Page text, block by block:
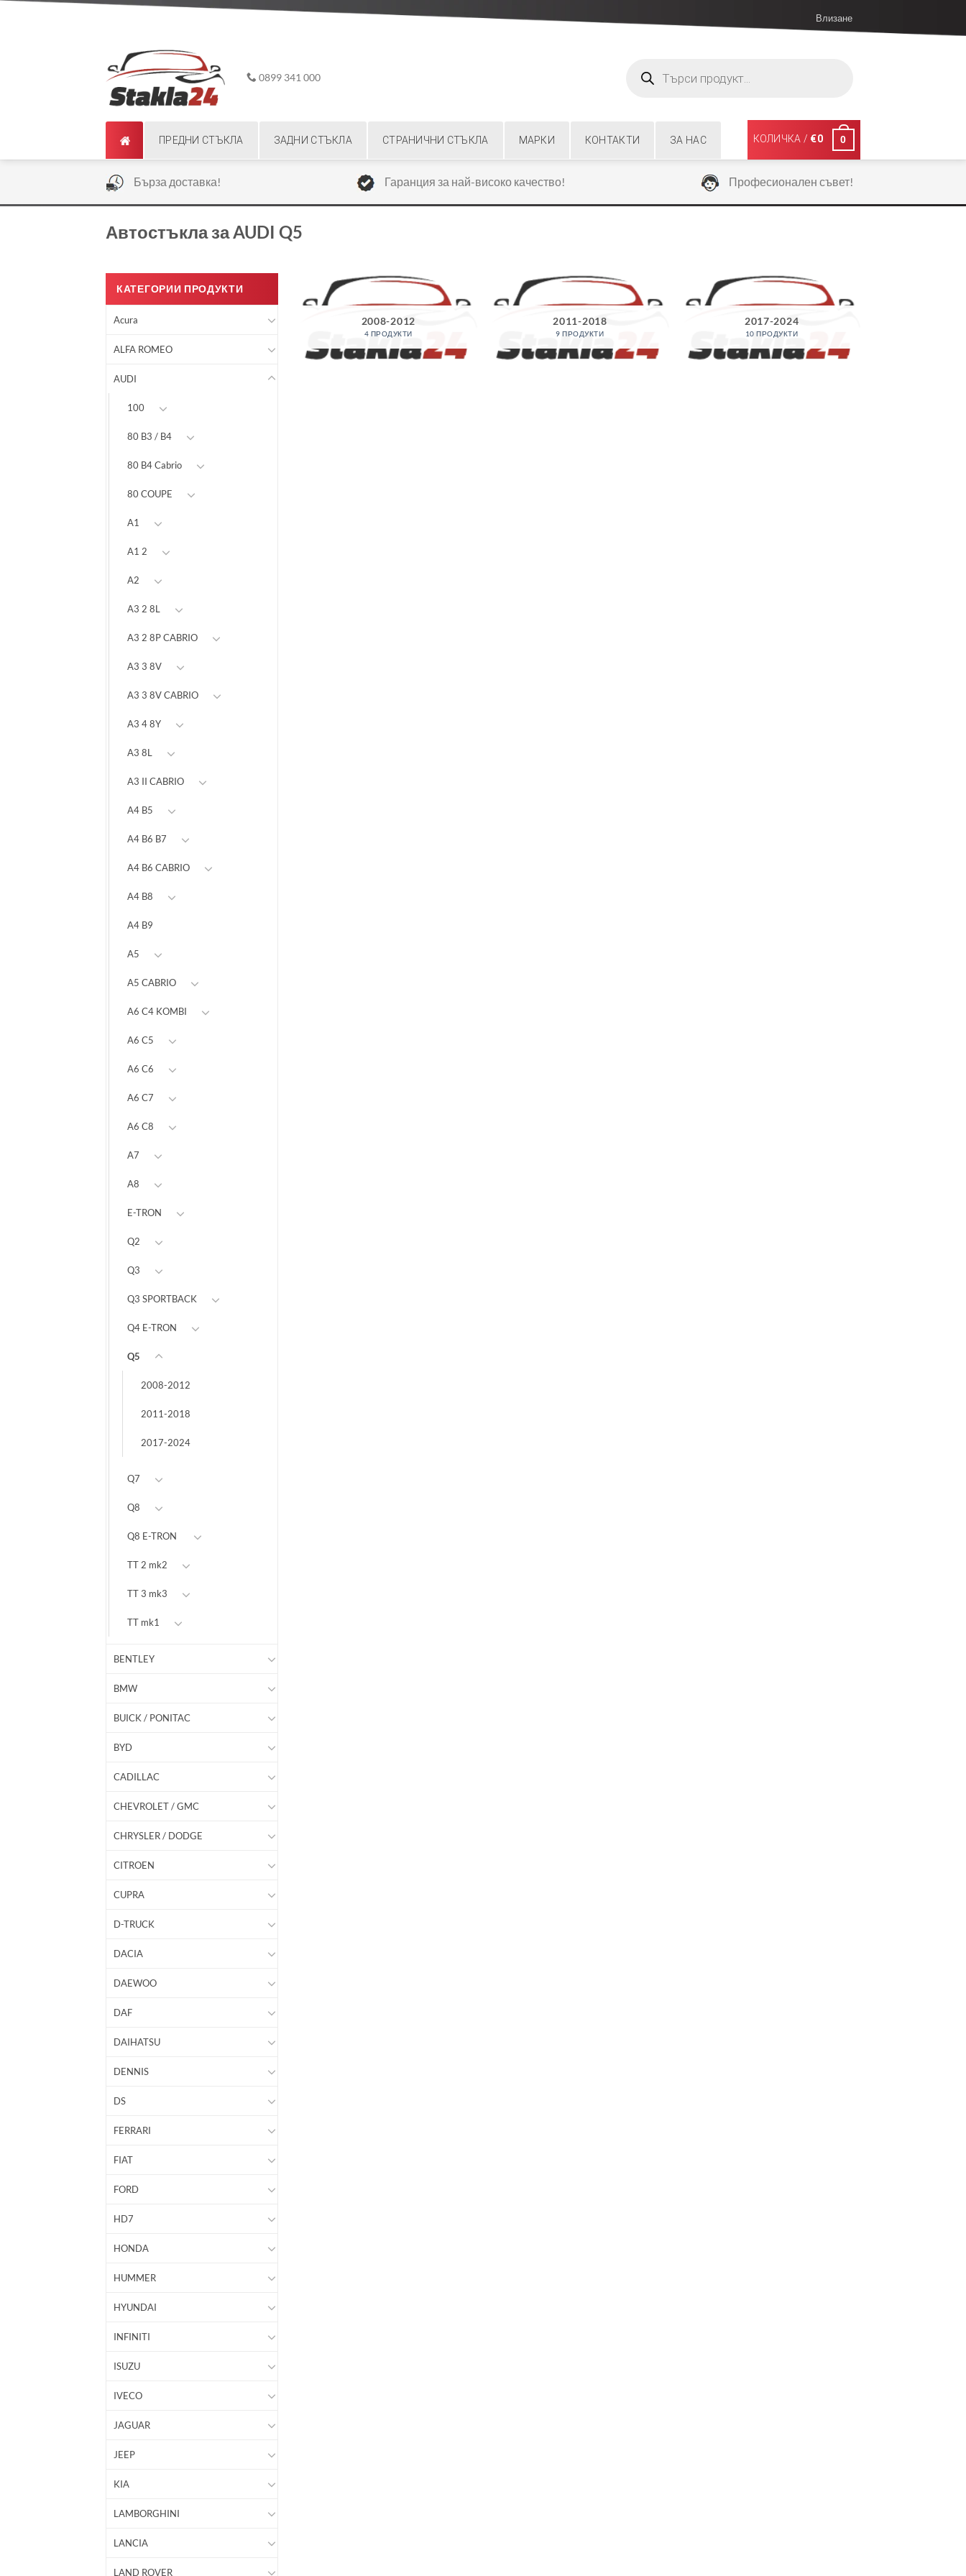
Влизане
0899 341 000
search
ПРЕДНИ СТЪКЛА ЗАДНИ СТЪКЛА СТРАНИЧНИ СТЪКЛА МАРКИ КОНТАКТИ ЗА НАС КОЛИЧКА / €0 0
Бърза доставка! Гаранция за най-високо качество! Професионален съвет!
Автостъкла за AUDI Q5
КАТЕГОРИИ ПРОДУКТИ
Acura
ALFA ROMEO
AUDI
100
80 B3 / B4
80 B4 Cabrio
80 COUPE
A1
A1 2
A2
A3 2 8L
A3 2 8P CABRIO
A3 3 8V
A3 3 8V CABRIO
A3 4 8Y
A3 8L
A3 II CABRIO
A4 B5
A4 B6 B7
A4 B6 CABRIO
A4 B8
A4 B9
A5
A5 CABRIO
A6 C4 KOMBI
A6 C5
A6 C6
A6 C7
A6 C8
A7
A8
E-TRON
Q2
Q3
Q3 SPORTBACK
Q4 E-TRON
Q5
2008-2012
2011-2018
2017-2024
Q7
Q8
Q8 E-TRON
TT 2 mk2
TT 3 mk3
TT mk1
BENTLEY
BMW
BUICK / PONITAC
BYD
CADILLAC
CHEVROLET / GMC
CHRYSLER / DODGE
CITROEN
CUPRA
D-TRUCK
DACIA
DAEWOO
DAF
DAIHATSU
DENNIS
DS
FERRARI
FIAT
FORD
HD7
HONDA
HUMMER
HYUNDAI
INFINITI
ISUZU
IVECO
JAGUAR
JEEP
KIA
LAMBORGHINI
LANCIA
LAND ROVER
2008-2012
4 ПРОДУКТИ
2011-2018
9 ПРОДУКТИ
2017-2024
10 ПРОДУКТИ